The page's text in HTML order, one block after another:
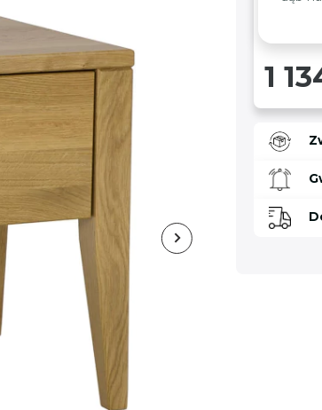
1